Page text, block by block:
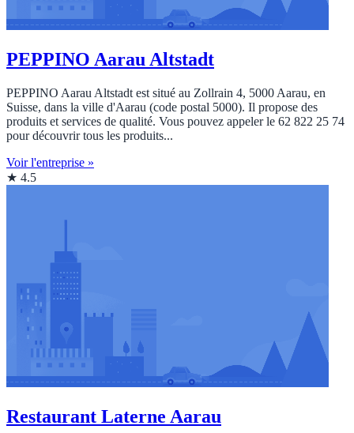
PEPPINO Aarau Altstadt
PEPPINO Aarau Altstadt est situé au Zollrain 4, 5000 Aarau, en
Suisse, dans la ville d'Aarau (code postal 5000). Il propose des
produits et services de qualité. Vous pouvez appeler le 62 822 25 74
pour découvrir tous les produits...
Voir l'entreprise »
★ 4.5
Restaurant Laterne Aarau